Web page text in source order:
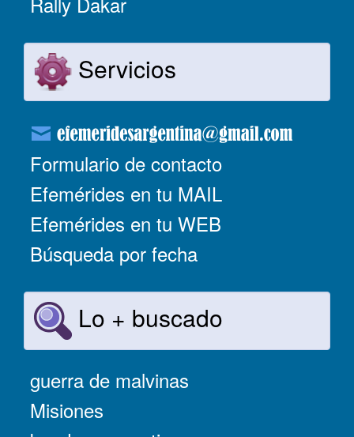
Servicios
Formulario de contacto
Efemérides en tu MAIL
Efemérides en tu WEB
Búsqueda por fecha
Lo + buscado
guerra de malvinas
Misiones